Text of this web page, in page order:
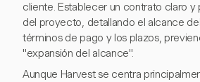
cliente. Establecer un contrato claro y
del proyecto, detallando el alcance
términos de pago y los plazos,
"expansión del alcance".
Aunque Harvest se centra